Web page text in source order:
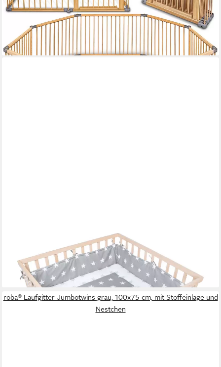
159,90 € UVP 169,90 €
lieferbar - in 3-4 Werktagen bei dir
höhenverstellbar mit Rollen
ab 159,90 € UVP219,90 €
-27%
lieferbar - in 3-4 Werktagen bei dir
roba® Laufgitter Jumbotwins grau, 100x75 cm, mit Stoffeinlage und
Nestchen